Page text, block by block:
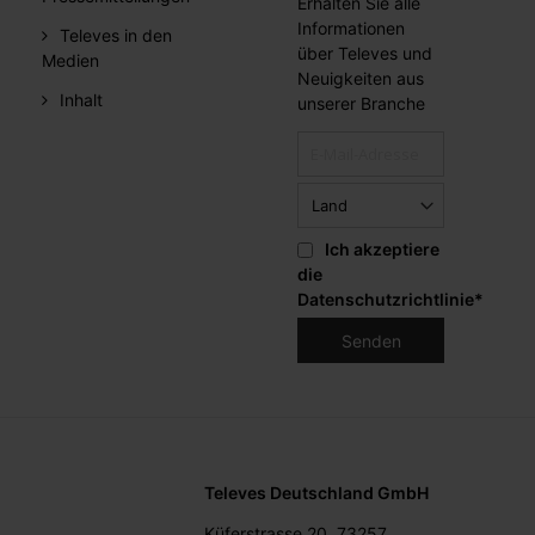
Televes in den
Medien
Inhalt
Informationen
über Televes und
Neuigkeiten aus
unserer Branche
Ich akzeptiere
die
Datenschutzrichtlinie*
Televes Deutschland GmbH